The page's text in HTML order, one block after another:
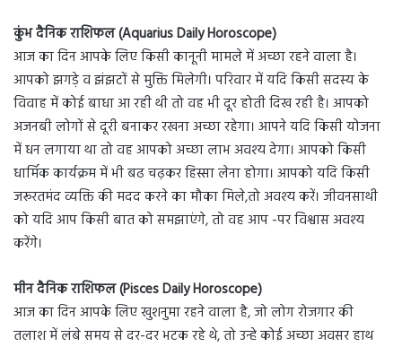
कुंभ दैनिक राशिफल (Aquarius Daily Horoscope)
आज का दिन आपके लिए किसी कानूनी मामले में अच्छा रहने वाला है।
आपको झगड़े व झंझटों से मुक्ति मिलेगी। परिवार में यदि किसी सदस्य के
विवाह में कोई बाधा आ रही थी तो वह भी दूर होती दिख रही है। आपको
अजनबी लोगों से दूरी बनाकर रखना अच्छा रहेगा। आपने यदि किसी योजना
में धन लगाया था तो वह आपको अच्छा लाभ अवश्य देगा। आपको किसी
धार्मिक कार्यक्रम में भी बढ चढ़कर हिस्सा लेना होगा। आपको यदि किसी
जरूरतमंद व्यक्ति की मदद करने का मौका मिले,तो अवश्य करें। जीवनसाथी
को यदि आप किसी बात को समझाएंगे, तो वह आप -पर विश्वास अवश्य
करेंगे।
मीन दैनिक राशिफल (Pisces Daily Horoscope)
आज का दिन आपके लिए खुशनुमा रहने वाला है, जो लोग रोजगार की
तलाश में लंबे समय से दर-दर भटक रहे थे, तो उन्हे कोई अच्छा अवसर हाथ